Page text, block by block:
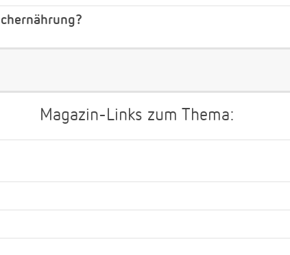
Magazin-Links zum Thema: